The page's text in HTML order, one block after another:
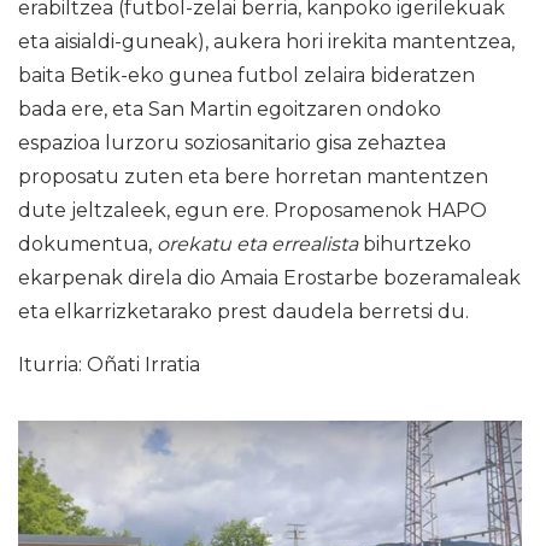
erabiltzea (futbol-zelai berria, kanpoko igerilekuak
eta aisialdi-guneak), aukera hori irekita mantentzea,
baita Betik-eko gunea futbol zelaira bideratzen
bada ere, eta San Martin egoitzaren ondoko
espazioa lurzoru soziosanitario gisa zehaztea
proposatu zuten eta bere horretan mantentzen
dute jeltzaleek, egun ere. Proposamenok HAPO
dokumentua, orekatu eta errealistabihurtzeko
ekarpenak direla dio Amaia Erostarbe bozeramaleak
eta elkarrizketarako prest daudela berretsi du.
Iturria: Oñati Irratia